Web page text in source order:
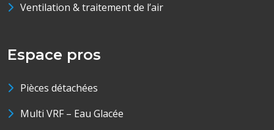
Ventilation & traitement de l’air
Espace pros
Pièces détachées
Multi VRF – Eau Glacée